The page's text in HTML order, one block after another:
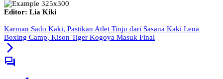
Editor: Lia Kiki
Karman Sado Kaki, Pastikan Atlet Tinju dari Sasana Kaki Lena
Boxing Camp, Kison Tiger Kogoya Masuk Final